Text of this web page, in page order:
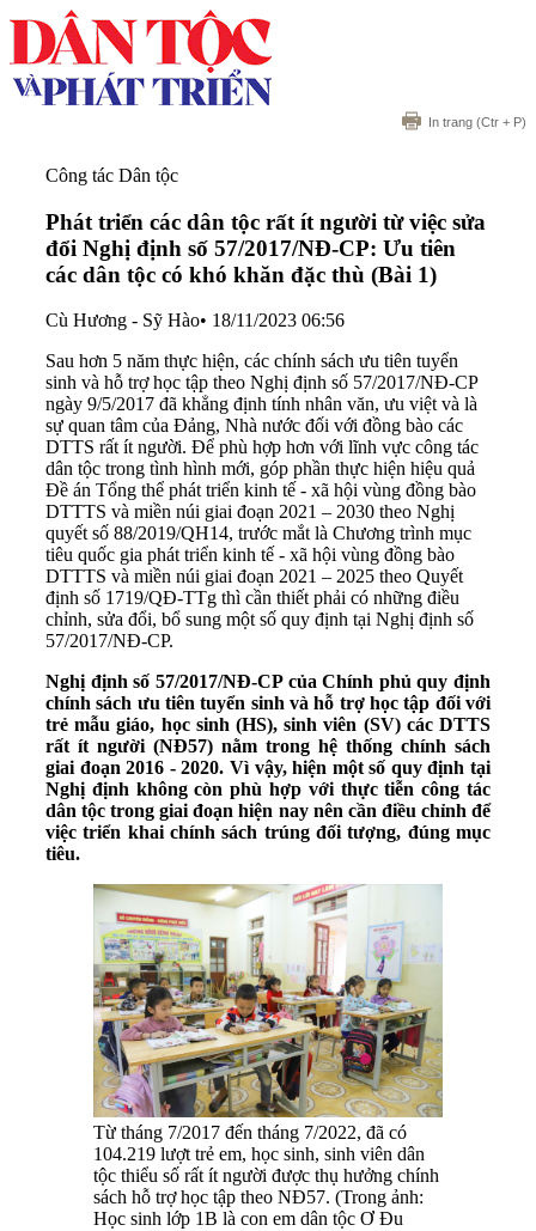
In trang (Ctr + P)
Công tác Dân tộc
Phát triển các dân tộc rất ít người từ việc sửa
đổi Nghị định số 57/2017/NĐ-CP: Ưu tiên
các dân tộc có khó khăn đặc thù (Bài 1)
Cù Hương - Sỹ Hào• 18/11/2023 06:56
Sau hơn 5 năm thực hiện, các chính sách ưu tiên tuyển
sinh và hỗ trợ học tập theo Nghị định số 57/2017/NĐ-CP
ngày 9/5/2017 đã khẳng định tính nhân văn, ưu việt và là
sự quan tâm của Đảng, Nhà nước đối với đồng bào các
DTTS rất ít người. Để phù hợp hơn với lĩnh vực công tác
dân tộc trong tình hình mới, góp phần thực hiện hiệu quả
Đề án Tổng thể phát triển kinh tế - xã hội vùng đồng bào
DTTTS và miền núi giai đoạn 2021 – 2030 theo Nghị
quyết số 88/2019/QH14, trước mắt là Chương trình mục
tiêu quốc gia phát triển kinh tế - xã hội vùng đồng bào
DTTTS và miền núi giai đoạn 2021 – 2025 theo Quyết
định số 1719/QĐ-TTg thì cần thiết phải có những điều
chỉnh, sửa đổi, bổ sung một số quy định tại Nghị định số
57/2017/NĐ-CP.
Nghị định số 57/2017/NĐ-CP của Chính phủ quy định
chính sách ưu tiên tuyển sinh và hỗ trợ học tập đối với
trẻ mẫu giáo, học sinh (HS), sinh viên (SV) các DTTS
rất ít người (NĐ57) nằm trong hệ thống chính sách
giai đoạn 2016 - 2020. Vì vậy, hiện một số quy định tại
Nghị định không còn phù hợp với thực tiễn công tác
dân tộc trong giai đoạn hiện nay nên cần điều chỉnh để
việc triển khai chính sách trúng đối tượng, đúng mục
tiêu.
Từ tháng 7/2017 đến tháng 7/2022, đã có
104.219 lượt trẻ em, học sinh, sinh viên dân
tộc thiểu số rất ít người được thụ hưởng chính
sách hỗ trợ học tập theo NĐ57. (Trong ảnh:
Học sinh lớp 1B là con em dân tộc Ơ Đu